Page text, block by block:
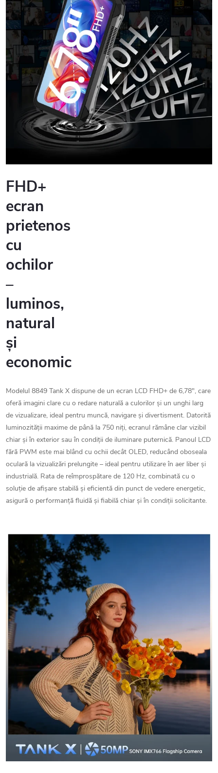
FHD+
ecran
prietenos
cu
ochilor
–
luminos,
natural
și
economic
Modelul 8849 Tank X dispune de un ecran LCD FHD+ de 6,78", care
oferă imagini clare cu o redare naturală a culorilor și un unghi larg
de vizualizare, ideal pentru muncă, navigare și divertisment. Datorită
luminozității maxime de până la 750 niți, ecranul rămâne clar vizibil
chiar și în exterior sau în condiții de iluminare puternică. Panoul LCD
fără PWM este mai blând cu ochii decât OLED, reducând oboseala
oculară la vizualizări prelungite – ideal pentru utilizare în aer liber și
industrială. Rata de reîmprospătare de 120 Hz, combinată cu o
soluție de afișare stabilă și eficientă din punct de vedere energetic,
asigură o performanță fluidă și fiabilă chiar și în condiții solicitante.